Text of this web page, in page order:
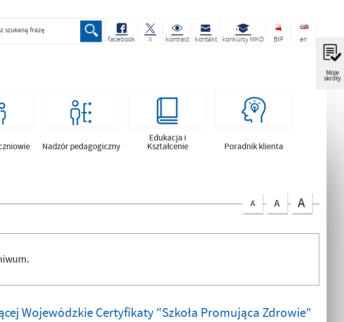
Moje
skróty
szukaną frazę
facebook X kontrast kontakt konkursy MKO BIP en
Nadzór pedagogiczny
Edukacja i
Kształcenie Poradnik klienta
A A A
Wojewódzkie Certyfikaty "Szkoła Promująca Zdrowie"